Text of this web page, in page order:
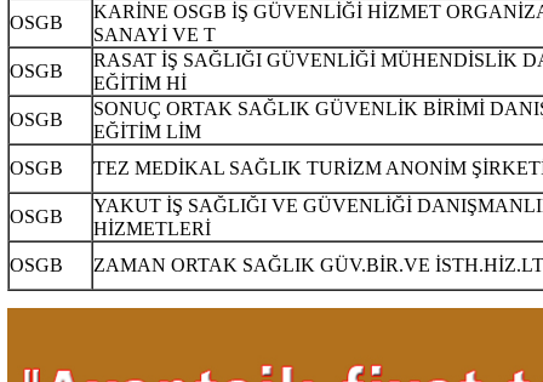
OSGB
KARİNE OSGB İŞ GÜVENLİĞİ HİZMET
SANAYİ VE T
OSGB
RASAT İŞ SAĞLIĞI GÜVENLİĞİ MÜHENDİSLİK
EĞİTİM Hİ
OSGB
SONUÇ ORTAK SAĞLIK GÜVENLİK BİRİMİ
EĞİTİM LİM
OSGB
TEZ MEDİKAL SAĞLIK TURİZM ANONİM
OSGB
YAKUT İŞ SAĞLIĞI VE GÜVENLİĞİ
HİZMETLERİ
OSGB
ZAMAN ORTAK SAĞLIK GÜV.BİR.VE